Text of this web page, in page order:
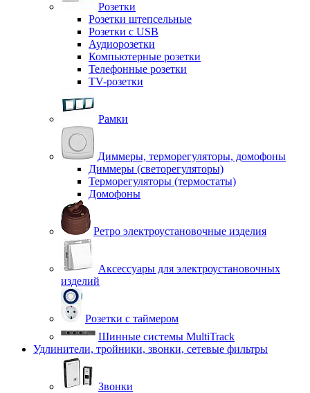
Розетки
Розетки штепсельные
Розетки с USB
Аудиорозетки
Компьютерные розетки
Телефонные розетки
TV-розетки
Рамки
Диммеры, терморегуляторы, домофоны
Диммеры (светорегуляторы)
Терморегуляторы (термостаты)
Домофоны
Ретро электроустановочные изделия
Аксессуары для электроустановочных
изделий
Розетки с таймером
Шинные системы MultiTrack
Удлинители, тройники, звонки, сетевые фильтры
Звонки